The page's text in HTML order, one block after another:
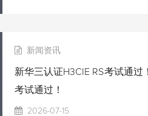
新闻资讯
新华三认证H3CIE RS考试通过
考试通过！
2026-07-15